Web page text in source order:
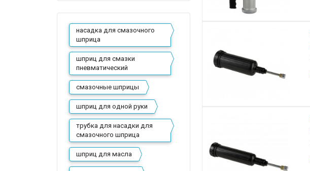
насадка для смазочного
шприца
шприц для смазки
пневматический
смазочные шприцы
шприц для одной руки
трубка для насадки для
смазочного шприца
шприц для масла